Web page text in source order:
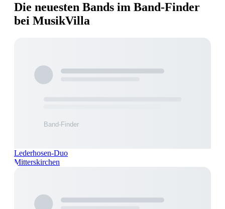
Die neuesten Bands im Band-Finder
bei MusikVilla
Lederhosen-Duo
Mitterskirchen